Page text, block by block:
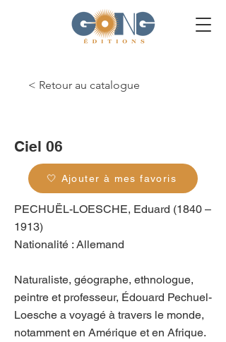
< Retour au catalogue
Ciel 06
🤍 Ajouter à mes favoris
PECHUËL-LOESCHE, Eduard (1840 –
1913)
Nationalité : Allemand
Naturaliste, géographe, ethnologue,
peintre et professeur, Édouard Pechuel-
Loesche a voyagé à travers le monde,
notamment en Amérique et en Afrique.